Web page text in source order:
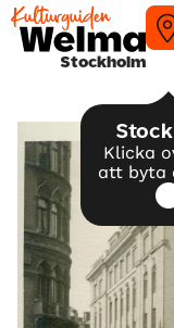
Stockholm
Klicka
att byta